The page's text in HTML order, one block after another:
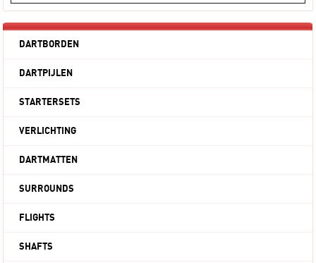
DARTBORDEN
DARTPIJLEN
STARTERSETS
VERLICHTING
DARTMATTEN
SURROUNDS
FLIGHTS
SHAFTS